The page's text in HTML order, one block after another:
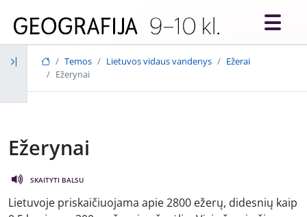
Temos Lietuvos vidaus vandenys
Ežerai
Ežerynai
Ežerynai
SKAITYTI BALSU
Lietuvoje priskaičiuojama apie 2800 ežerų, didesnių kaip